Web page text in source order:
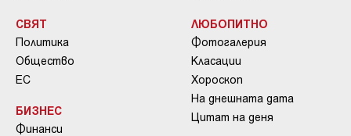
СВЯТ
Политика
Общество
ЕС
БИЗНЕС
Финанси
ЛЮБОПИТНО
Фотогалерия
Класации
Хороскоп
На днешната дата
Цитат на деня